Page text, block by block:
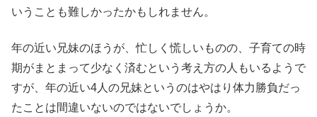
いうことも難しかったかもしれません。
年の近い兄妹のほうが、忙しく慌しいものの、子育ての時
期がまとまって少なく済むという考え方の人もいるようで
すが、年の近い4人の兄妹というのはやはり体力勝負だっ
たことは間違いないのではないでしょうか。